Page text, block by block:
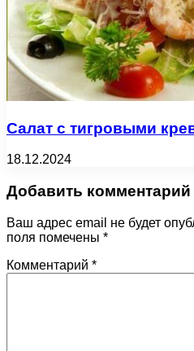
Салат с тигровыми
18.12.2024
Добавить комментарий
Ваш адрес email не будет
поля помечены *
Комментарий *